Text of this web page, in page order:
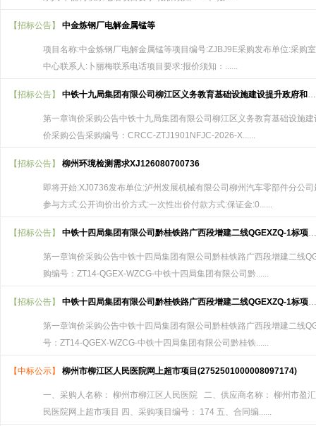
【招标公告】 中金炼钢厂电解金属锰等
项目名称:中金炼钢厂电解金属锰等项目编号:ZJBJ9E采购发布单位:采购
中心联系人:卜丽梅联系电话项目要求:报价须知：......
【招标公告】 中铁十九局集团有限公司柳江区义务教育基础设施建设提升政府和社会资本合作（PPP）项目经理部绿植询价采购公告CRCC-ZTJ1901NFJC-2026-XB050-1
第一章询价采购公告中铁十九局集团有限公司柳江区义务教育基础设施
价采购公告采购编号：CRCC-ZTJ1901NFJC-2026-X......
【招标公告】 柳州环境检测需求XJ126080700736
即将开始:XJ0736发布单位:泸州发展机械有限公司柳州汽车零部件分公
参与方式:公开询价出价方式:一次性出价付款方式:保证金:0......
【招标公告】 中铁十四局集团有限公司黔桂铁路广西段增建二线QGEXZQ-1标项目经理部橡胶抽拔棒公告ZT14-QGEX-WZCG-2026015
第一章询价采购公告中铁十四局集团有限公司黔桂铁路广西段增建二线
购编号：ZT14-QGEX-WZCG-中铁十四局集团有限公司黔......
【招标公告】 中铁十四局集团有限公司黔桂铁路广西段增建二线QGEXZQ-1标项目经理部粉煤灰公告ZT14-QGEX-WZCG-2026014
第一章询价采购公告中铁十四局集团有限公司黔桂铁路广西段增建二线
号：ZT14-QGEX-WZCG-中铁十四局集团有限公司黔桂铁......
【中标公示】 柳州市柳江区人民医院网上超市项目(2752501000008097174)
一、采购人名称： 柳州市柳江区人民医院 二、供应商名称： 柳州市盈
民医院网上超市项目 四、采购项目编号： 174 五、合同编......